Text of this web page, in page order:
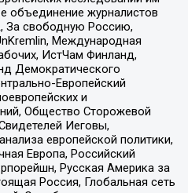
объединение журналистов
За свободную Россию,
Международная
ИстЧам Финланд,
Демократического
Европейский
и
Общество Сторожевой
Иеговы,
европейской политики,
Европа, Российский
Русская Америка за
Россия, Глобальная сеть